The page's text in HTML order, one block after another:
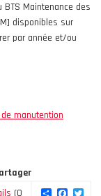
Maintenance des
disponibles sur
par année et/ou
manutention
(0